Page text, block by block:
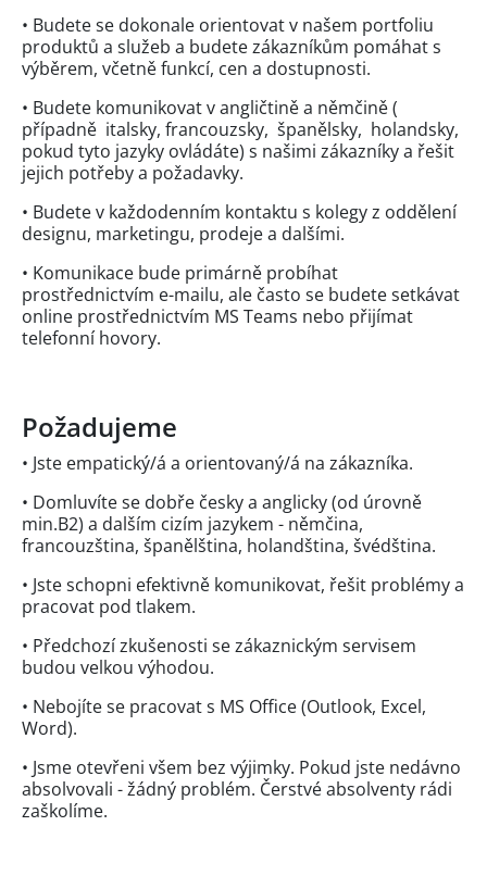
• Budete se dokonale orientovat v našem portfoliu
produktů a služeb a budete zákazníkům pomáhat s
výběrem, včetně funkcí, cen a dostupnosti.
• Budete komunikovat v angličtině a němčině (
případně italsky, francouzsky, španělsky, holandsky,
pokud tyto jazyky ovládáte) s našimi zákazníky a řešit
jejich potřeby a požadavky.
• Budete v každodenním kontaktu s kolegy z oddělení
designu, marketingu, prodeje a dalšími.
• Komunikace bude primárně probíhat
prostřednictvím e-mailu, ale často se budete setkávat
online prostřednictvím MS Teams nebo přijímat
telefonní hovory.
Požadujeme
• Jste empatický/á a orientovaný/á na zákazníka.
• Domluvíte se dobře česky a anglicky (od úrovně
min.B2) a dalším cizím jazykem - němčina,
francouzština, španělština, holandština, švédština.
• Jste schopni efektivně komunikovat, řešit problémy a
pracovat pod tlakem.
• Předchozí zkušenosti se zákaznickým servisem
budou velkou výhodou.
• Nebojíte se pracovat s MS Office (Outlook, Excel,
Word).
• Jsme otevřeni všem bez výjimky. Pokud jste nedávno
absolvovali - žádný problém. Čerstvé absolventy rádi
zaškolíme.